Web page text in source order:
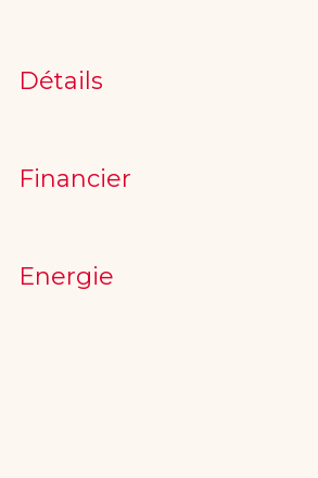
Détails
Financier
Energie